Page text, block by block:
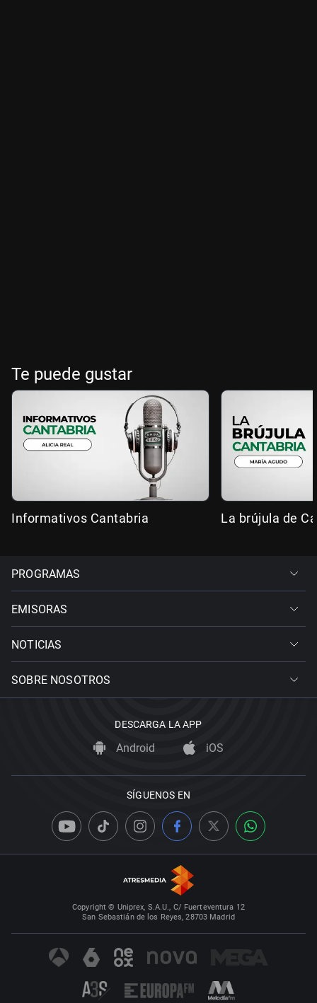
Te puede gustar
Informativos Cantabria La brújula de
PROGRAMAS
EMISORAS
NOTICIAS
SOBRE NOSOTROS
DESCARGA LA APP
Android iOS
SÍGUENOS EN
Copyright © Uniprex, S.A.U., C/ Fuerteventura 12
San Sebastián de los Reyes, 28703 Madrid